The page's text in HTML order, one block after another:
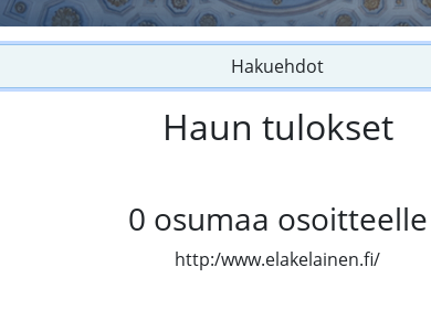
Hakuehdot
Haun tulokset
0 osumaa osoitteelle
http:/www.elakelainen.fi/